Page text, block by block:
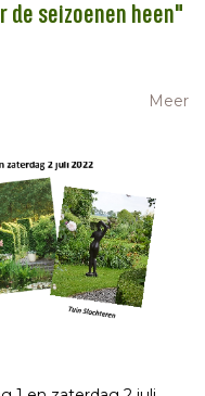
de seizoenen heen"
Meer